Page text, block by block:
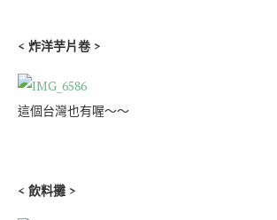
< 炸洋芋片卷 >
這個台灣也有喔～～
< 飲料攤 >